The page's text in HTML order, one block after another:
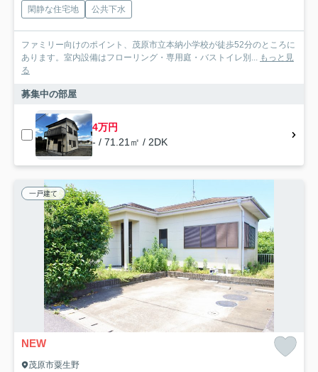
閑静な住宅地 公共下水
ファミリー向けのポイント、茂原市立本納小学校が徒歩52分のところに
あります。室内設備はフローリング・専用庭・バストイレ別... もっと見
る
募集中の部屋
4万円
- / 71.21㎡ / 2DK
一戸建て
NEW
茂原市粟生野